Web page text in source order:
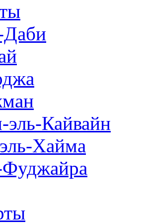
Кайвайн
Хайма